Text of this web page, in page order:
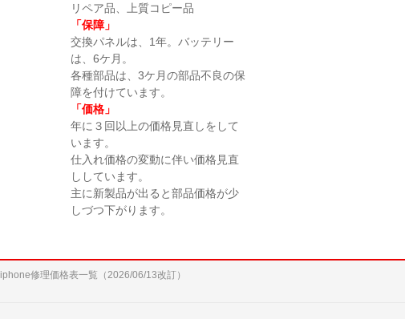
リペア品、上質コピー品
「保障」
交換パネルは、1年。バッテリー
は、6ケ月。
各種部品は、3ケ月の部品不良の保
障を付けています。
「価格」
年に３回以上の価格見直しをして
います。
仕入れ価格の変動に伴い価格見直
ししています。
主に新製品が出ると部品価格が少
しづつ下がります。
iphone修理価格表一覧（2026/06/13改訂）